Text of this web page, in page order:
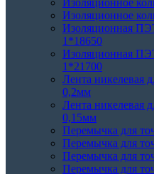
Изоляционное
Изоляционное
Изоляционная
1*18650
Изоляционная
1*21700
Лента никелевая
0,2мм
Лента никелевая
0,15мм
Перемычка для
Перемычка для
Перемычка для
Перемычка для